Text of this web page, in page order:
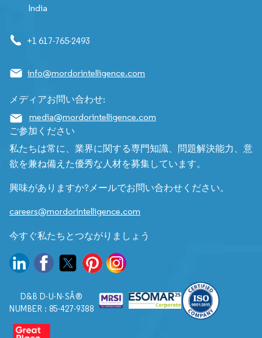
India
+1 617-765-2493
info@mordorintelligence.com
メディアお問い合わせ:
media@mordorintelligence.com
ご参加ください
私たちは常に、業界に関する専門知識、問題解決能力、意
欲を兼ね備えた優秀な人材を募集しています。
興味がありますか?メールでお問い合わせください。
careers@mordorintelligence.com
今すぐ私たちとつながりましょう
D&B D-U-N-SÂ®
NUMBER : 85-427-9388